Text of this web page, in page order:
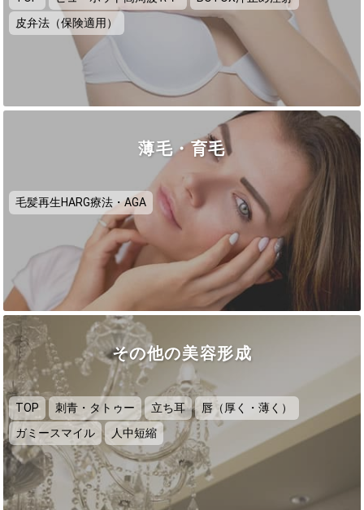
皮弁法（保険適用）
薄毛・育毛
毛髪再生HARG療法・AGA
その他の美容形成
TOP 刺青・タトゥー 立ち耳
唇（厚く・薄く）
ガミースマイル
人中短縮